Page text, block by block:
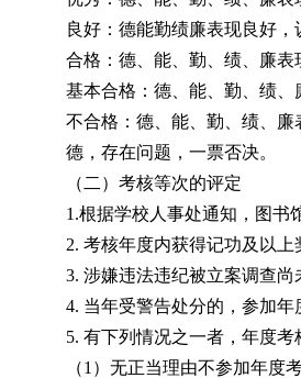
良好：德能勤绩廉表现良好
合格：德、能、勤、绩、廉
基本合格：德、能、勤、绩
不合格：德、能、勤、绩、
德，存在问题，一票否决。
（二）考核等次的评定
1.根据学校人事处通知，图书
2. 考核年度内获得记功及以
3. 涉嫌违法违纪被立案调查
4. 当年受警告处分的，参加
5. 有下列情况之一者，年度考
（1 ）无正当理由不参加年度